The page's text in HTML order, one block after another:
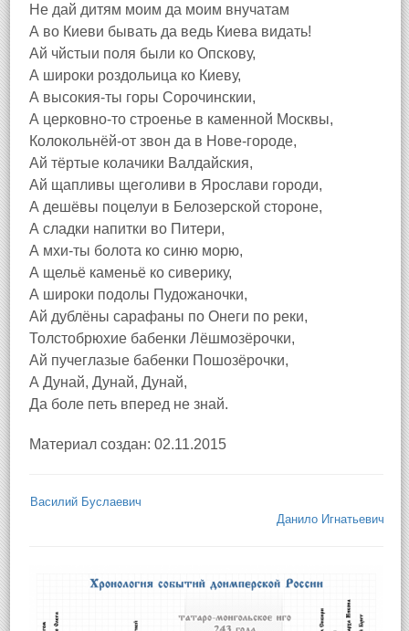
Не дай дитям моим да моим внучатам
А во Киеви бывать да ведь Киева видать!
Ай чйстыи поля были ко Опскову,
А широки роздольица ко Киеву,
А высокия-ты горы Сорочинскии,
А церковно-то строенье в каменной Москвы,
Колокольнёй-от звон да в Нове-городе,
Ай тёртые колачики Валдайския,
Ай щапливы щеголиви в Ярослави городи,
А дешёвы поцелуи в Белозерской стороне,
А сладки напитки во Питери,
А мхи-ты болота ко синю морю,
А щельё каменьё ко сиверику,
А широки подолы Пудожаночки,
Ай дублёны сарафаны по Онеги по реки,
Толстобрюхие бабенки Лёшмозёрочки,
Ай пучеглазые бабенки Пошозёрочки,
А Дунай, Дунай, Дунай,
Да боле петь вперед не знай.
Материал создан: 02.11.2015
Василий Буслаевич
Данило Игнатьевич